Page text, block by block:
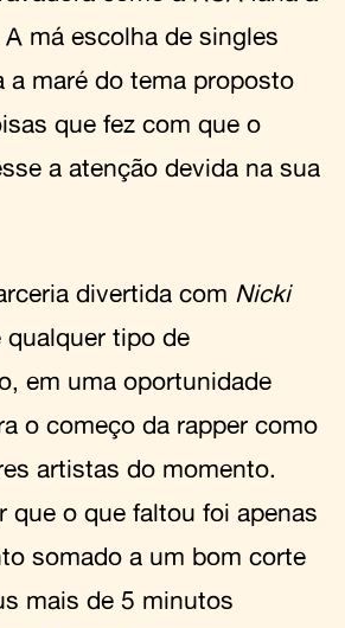
má escolha de singles
a maré do tema proposto
que fez com que o
a atenção devida na sua
divertida com Nicki
qualquer tipo de
em uma oportunidade
o começo da rapper como
artistas do momento.
que o que faltou foi apenas
somado a um bom corte
mais de 5 minutos